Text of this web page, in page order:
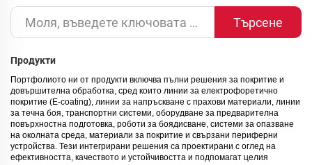
Търсене
Продукти
Портфолиото ни от продукти включва пълни решения за покритие и
довършителна обработка, сред които линии за електрофоретично
покритие (E-coating), линии за напръскване с прахови материали, линии
за течна боя, транспортни системи, оборудване за предварителна
повърхностна подготовка, роботи за боядисване, системи за опазване
на околната среда, материали за покритие и свързани периферни
устройства. Тези интегрирани решения са проектирани с оглед на
ефективността, качеството и устойчивостта и подпомагат целия